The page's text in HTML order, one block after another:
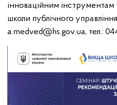
інноваційним інструментам
школи публічного
a.medved@hs.gov.ua, тел.: